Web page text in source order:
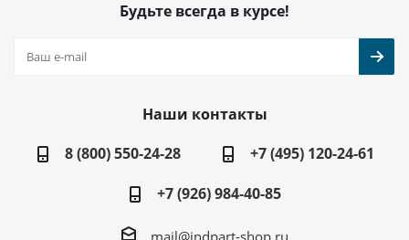
Будьте всегда в курсе!
Наши контакты
8 (800) 550-24-28
+7 (495) 120-24-61
+7 (926) 984-40-85
mail@indpart-shop.ru